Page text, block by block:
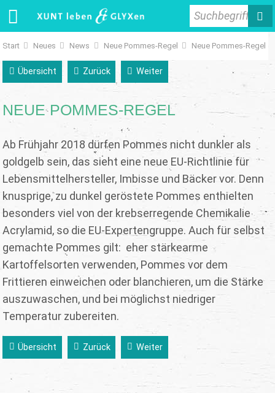
Suchbegriff
Start Neues News Neue Pommes-Regel Neue Pommes-Regel
Übersicht Zurück Weiter
NEUE POMMES-REGEL
Ab Frühjahr 2018 dürfen Pommes nicht dunkler als
goldgelb sein, das sieht eine neue EU-Richtlinie für
Lebensmittelhersteller, Imbisse und Bäcker vor. Denn
knusprige, zu dunkel geröstete Pommes enthielten
besonders viel von der krebserregende Chemikalie
Acrylamid, so die EU-Expertengruppe. Auch für selbst
gemachte Pommes gilt: eher stärkearme
Kartoffelsorten verwenden, Pommes vor dem
Frittieren einweichen oder blanchieren, um die Stärke
auszuwaschen, und bei möglichst niedriger
Temperatur zubereiten.
Übersicht Zurück Weiter